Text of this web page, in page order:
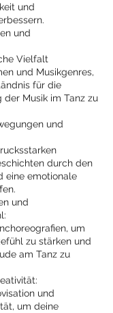
und
und
Vielfalt
und Musikgenres,
für die
Musik im Tanz zu
und
durch den
eine emotionale
und
um
zu stärken und
am Tanz zu
und
um deine